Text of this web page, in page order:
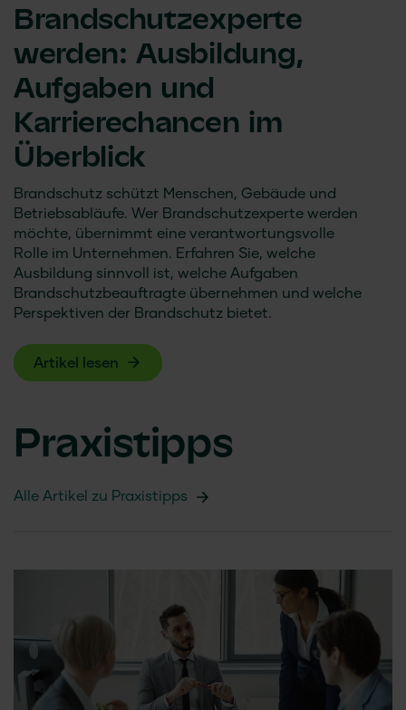
Brandschutzexperte
werden: Ausbildung,
Aufgaben und
Karrierechancen im
Überblick
Brandschutz schützt Menschen, Gebäude und
Betriebsabläufe. Wer Brandschutzexperte werden
möchte, übernimmt eine verantwortungsvolle
Rolle im Unternehmen. Erfahren Sie, welche
Ausbildung sinnvoll ist, welche Aufgaben
Brandschutzbeauftragte übernehmen und welche
Perspektiven der Brandschutz bietet.
Artikel lesen
Praxistipps
Alle Artikel zu Praxistipps